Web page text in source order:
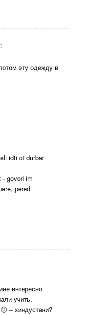
эту одежду в
idti ot durbar
govori im
pered
интересно
учить,
-- хиндустани?